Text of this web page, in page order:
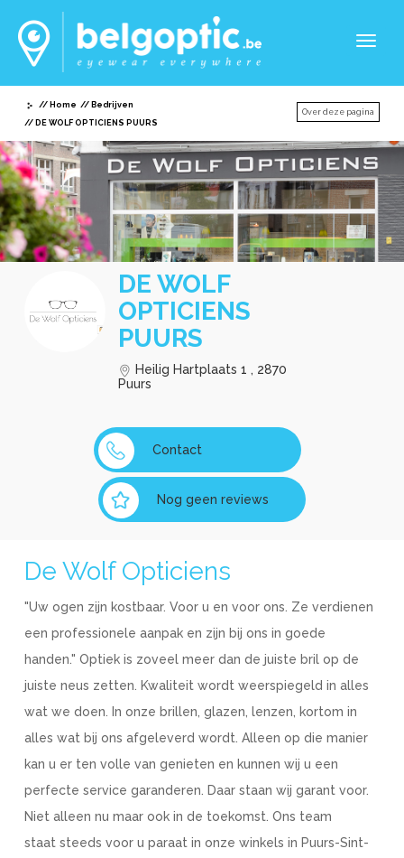
Home
Bedrijven
DE WOLF OPTICIENS PUURS
Over deze pagina
DE WOLF
OPTICIENS
PUURS
Heilig Hartplaats 1 , 2870
Puurs
Contact
Nog geen reviews
De Wolf Opticiens
"Uw ogen zijn kostbaar. Voor u en voor ons. Ze verdienen
een professionele aanpak en zijn bij ons in goede
handen." Optiek is zoveel meer dan de juiste bril op de
juiste neus zetten. Kwaliteit wordt weerspiegeld in alles
wat we doen. In onze brillen, glazen, lenzen, kortom in
alles wat bij ons afgeleverd wordt. Alleen op die manier
kan u er ten volle van genieten en kunnen wij u een
perfecte service garanderen. Daar staan wij garant voor.
Niet alleen nu maar ook in de toekomst. Ons team
staat steeds voor u paraat in onze winkels in Puurs-Sint-